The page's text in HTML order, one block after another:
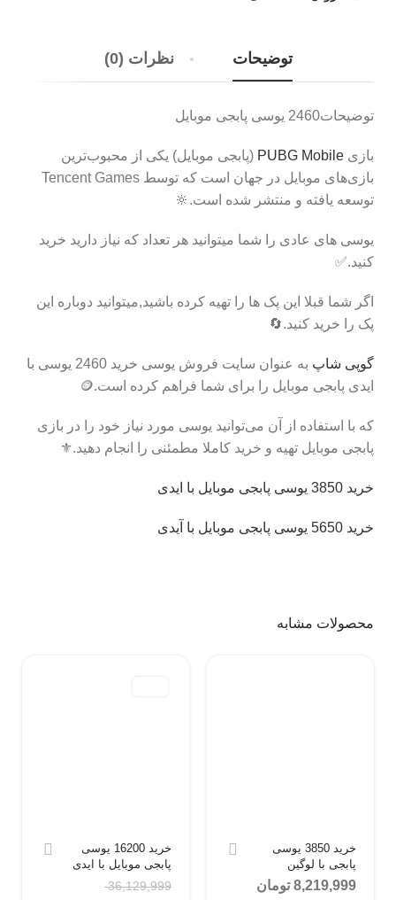
توضیحات نظرات (0)
توضیحات2460 یوسی پابجی موبایل
بازی
(پابجی موبایل) یکی از محبوب‌ترین
بازی‌های موبایل در جهان است که توسط Tencent Games
توسعه یافته و منتشر شده است.🔆
یوسی های عادی را شما میتوانید هر تعداد که نیاز دارید خرید
کنید.✅️
اگر شما قبلا این پک ها را تهیه کرده باشید,میتوانید دوباره این
پک را خرید کنید.🔄
گوپی‌ شاپ
به عنوان سایت فروش یوسی خرید 2460 یوسی با
ایدی پابجی موبایل را برای شما فراهم کرده است.🪙
که با استفاده از آن می‌توانید یوسی مورد نیاز خود را در بازی
پابجی موبایل تهیه و خرید کاملا مطمئنی را انجام دهید.⚜️
خرید 3850 یوسی پابجی موبایل با ایدی
خرید 5650 یوسی پابجی موبایل با آیدی
محصولات مشابه
خرید 3850 یوسی
پابجی با لوگین
8,219,999 تومان
خرید 16200 یوسی
پابجی موبایل با ایدی
36,129,999